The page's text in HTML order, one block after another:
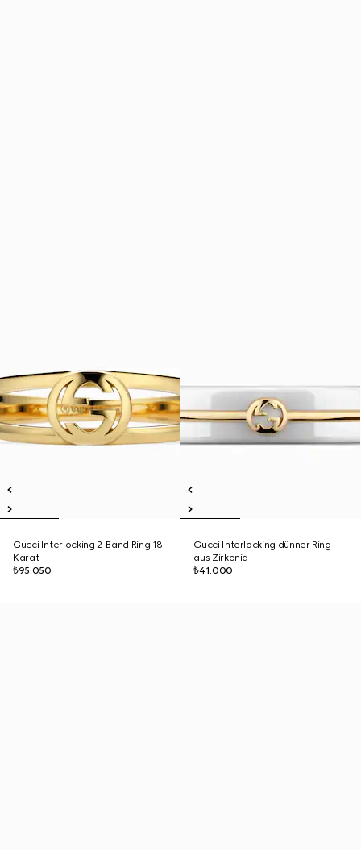
Gucci Interlocking 2-Band Ring 18
Karat
₺95.050
Gucci Interlocking dünner Ring
aus Zirkonia
₺41.000